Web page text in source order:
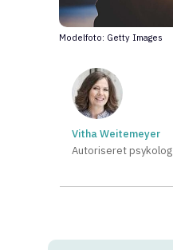
Modelfoto: Getty Images
Vitha Weitemeyer
Autoriseret psykolog